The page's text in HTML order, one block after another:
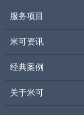
服务项目
米可资讯
经典案例
关于米可